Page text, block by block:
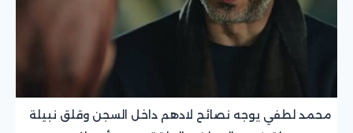
محمد لطفي يوجه نصائح لادهم داخل السجن وقلق نبيلة